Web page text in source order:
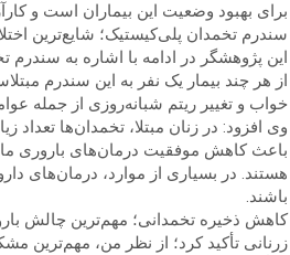
برای بهبود وضعیت این بیماران است و
سندرم تخمدان پلی‌کیستیک؛ شایع‌ترین
این پژوهشگر در ادامه با اشاره به
از هر چند بیمار یک نفر به این
خواب و تغییر ریتم شبانه‌روزی از جمله
وی افزود: در زنان مبتلا، تخمدان‌ها
هستند. در بسیاری از موارد، درمان‌های
باشند.
کاهش ذخیره تخمدانی؛ مهم‌ترین چالش
زرنانی تأکید کرد؛ از نظر من، مهم‌ترین